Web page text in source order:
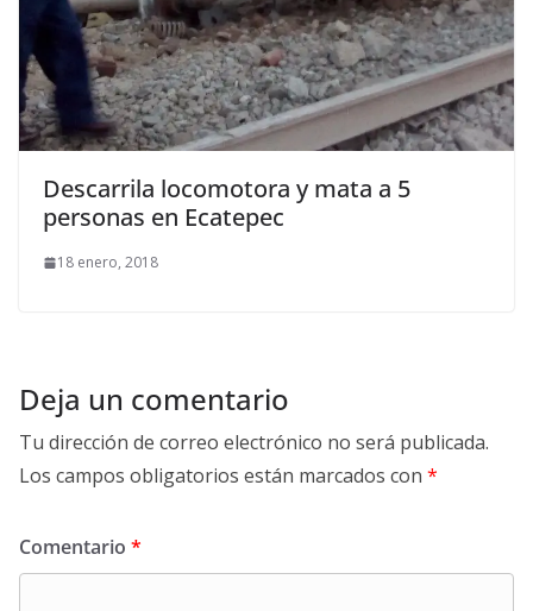
Descarrila locomotora y mata a 5
personas en Ecatepec
18 enero, 2018
Deja un comentario
Tu dirección de correo electrónico no será publicada.
Los campos obligatorios están marcados con *
Comentario *